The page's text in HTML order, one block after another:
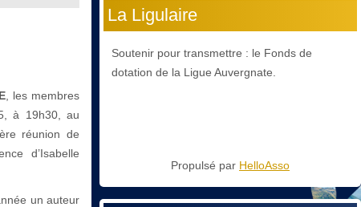
, les membres
à 19h30, au
réunion de
d’Isabelle
un auteur
La Ligulaire
Soutenir pour transmettre : le Fonds de
dotation de la Ligue Auvergnate.
Propulsé par HelloAsso